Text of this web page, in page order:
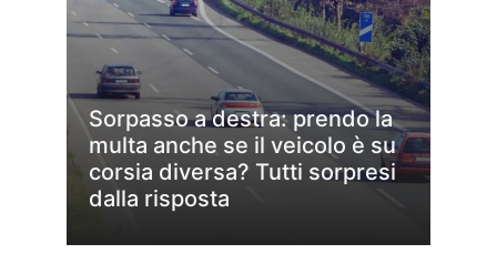
Sorpasso a destra: prendo la
multa anche se il veicolo è su
corsia diversa? Tutti sorpresi
dalla risposta